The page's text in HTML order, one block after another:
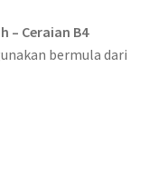
– Ceraian B4
bermula dari